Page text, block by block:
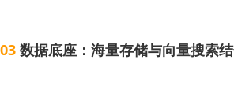
03 数据底座：海量存储与向量搜索